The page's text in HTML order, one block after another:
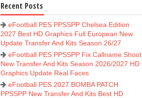
Recent Posts
eFootball PES PPSSPP Chelsea Edition
2027 Best HD Graphics Full European New
Update Transfer And Kits Season 26/27
eFootball PES PPSSPP Fix Callname Shoot
New Transfer And Kits Season 2026/2027 HD
Graphics Update Real Faces
eFootball PES 2027 BOMBA PATCH
PPSSPP New Transfer And Kits Best HD